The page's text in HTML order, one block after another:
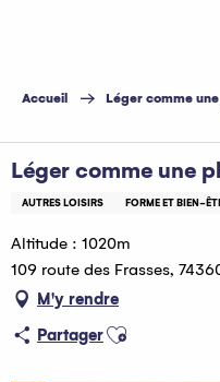
principal
Accueil Léger comme
Léger comme une
AUTRES LOISIRS FORME ET BIEN-
Altitude : 1020m
109 route des Frasses,
M'y rendre
PartagerAjouter aux